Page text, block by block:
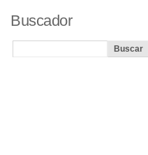
Buscador